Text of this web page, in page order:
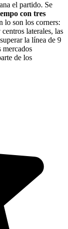
el partido. Se
con tres
lo son los corners:
laterales, las
la línea de 9
mercados
de los